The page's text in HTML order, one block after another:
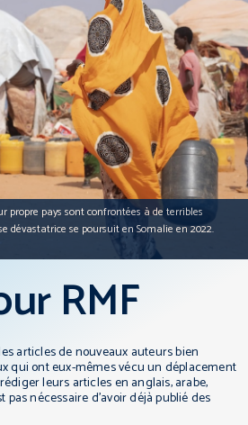
RMF
articles de nouveaux auteurs bien
qui ont eux-mêmes vécu un déplacement
leurs articles en anglais, arabe,
pas nécessaire d’avoir déjà publié des
propre pays sont confrontées à de terribles
dévastatrice se poursuit en Somalie en 2022.